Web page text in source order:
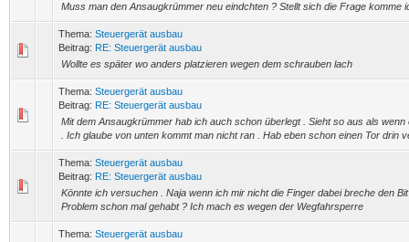
Muss man den Ansaugkrümmer neu eindchten ? Stellt sich die Frage komme
Thema: Steuergerät ausbau
Beitrag: RE: Steuergerät ausbau
Wollte es später wo anders platzieren wegen dem schrauben lach
Thema: Steuergerät ausbau
Beitrag: RE: Steuergerät ausbau
Mit dem Ansaugkrümmer hab ich auch schon überlegt . Sieht so aus als
. Ich glaube von unten kommt man nicht ran . Hab eben schon einen Tor drin
Thema: Steuergerät ausbau
Beitrag: RE: Steuergerät ausbau
Könnte ich versuchen . Naja wenn ich mir nicht die Finger dabei breche den
Problem schon mal gehabt ? Ich mach es wegen der Wegfahrsperre
Thema: Steuergerät ausbau